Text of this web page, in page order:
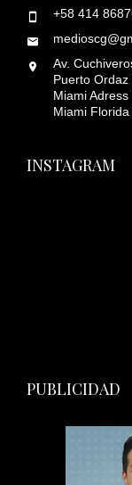
+58 414
Av.
Puerto Ordaz
Miami
Miami
INSTAGRAM
PUBLICIDAD